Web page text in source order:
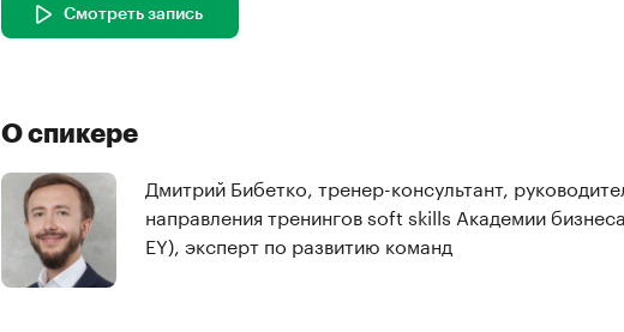
Смотреть запись
О спикере
Дмитрий Бибетко, тренер-консультант,
направления тренингов soft skills Академии
EY), эксперт по развитию команд